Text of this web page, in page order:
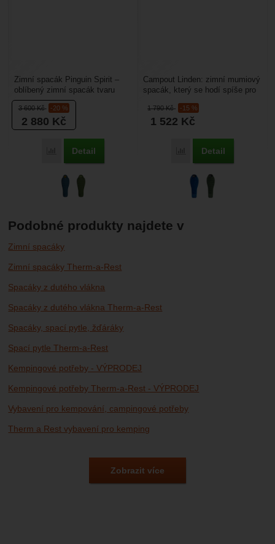
3 600Kč -20 %
2 880 Kč
Porovnat
Detail
Zimní spacák Pinguin Spirit –
oblíbený zimní spacák tvaru
mumie, u kterého se nemusíte
bát zimy. Pinguin...
1 790Kč -15 %
1 522 Kč
Porovnat
Detail
Campout Linden: zimní mumiový
spacák, který se hodí spíše pro
stanovaní. Oboustranný...
Podobné produkty najdete v
Zimní spacáky
Zimní spacáky Therm-a-Rest
Spacáky z dutého vlákna
Spacáky z dutého vlákna Therm-a-Rest
Spacáky, spací pytle, žďáráky
Spací pytle Therm-a-Rest
Kempingové potřeby - VÝPRODEJ
Kempingové potřeby Therm-a-Rest - VÝPRODEJ
Vybavení pro kempování, campingové potřeby
Therm a Rest vybavení pro kemping
Zobrazit více